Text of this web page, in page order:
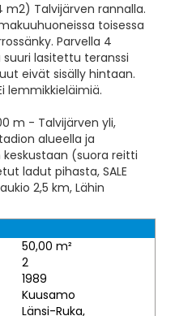
m2) Talvijärven rannalla.
toisessa
Parvella 4
suuri lasitettu teranssi
eivät sisälly hintaan.
lemmikkieläimiä.
m - Talvijärven yli,
alueella ja
keskustaan (suora reitti
ladut pihasta, SALE
2,5 km, Lähin
50,00 m²
2
1989
Kuusamo
Länsi-Ruka,